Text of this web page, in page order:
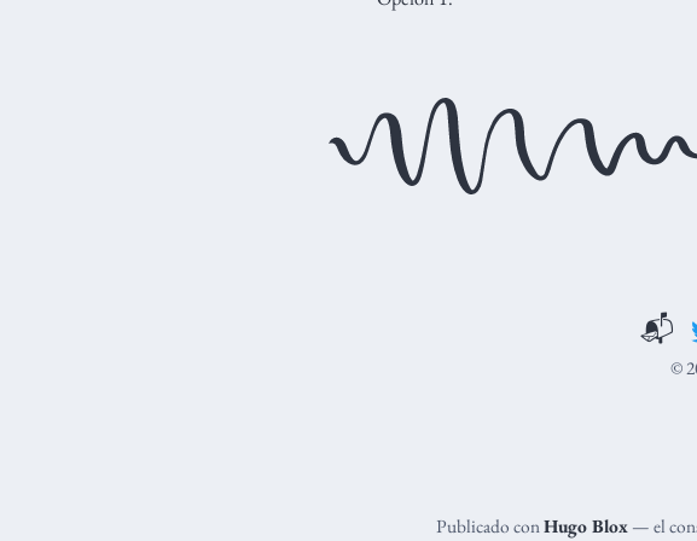
📬
©
Publicado conHugo Blox— el